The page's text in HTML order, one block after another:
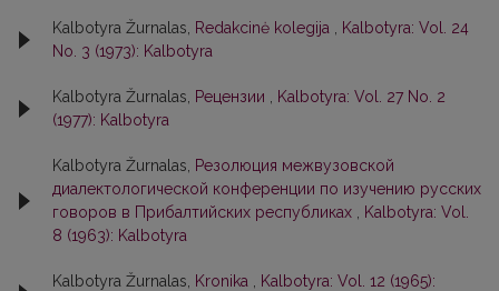
Kalbotyra Žurnalas, Redakcinė kolegija
Kalbotyra: Vol. 24
No. 3 (1973): Kalbotyra
Kalbotyra Žurnalas, Рецензии
Kalbotyra: Vol. 27 No. 2
(1977): Kalbotyra
Kalbotyra Žurnalas,
Резолюция межвузовской
диалектологической конференции по изучению русских
говоров в Прибалтийских республиках
Kalbotyra: Vol.
8 (1963): Kalbotyra
Kalbotyra Žurnalas, Kronika
Kalbotyra: Vol. 12 (1965):